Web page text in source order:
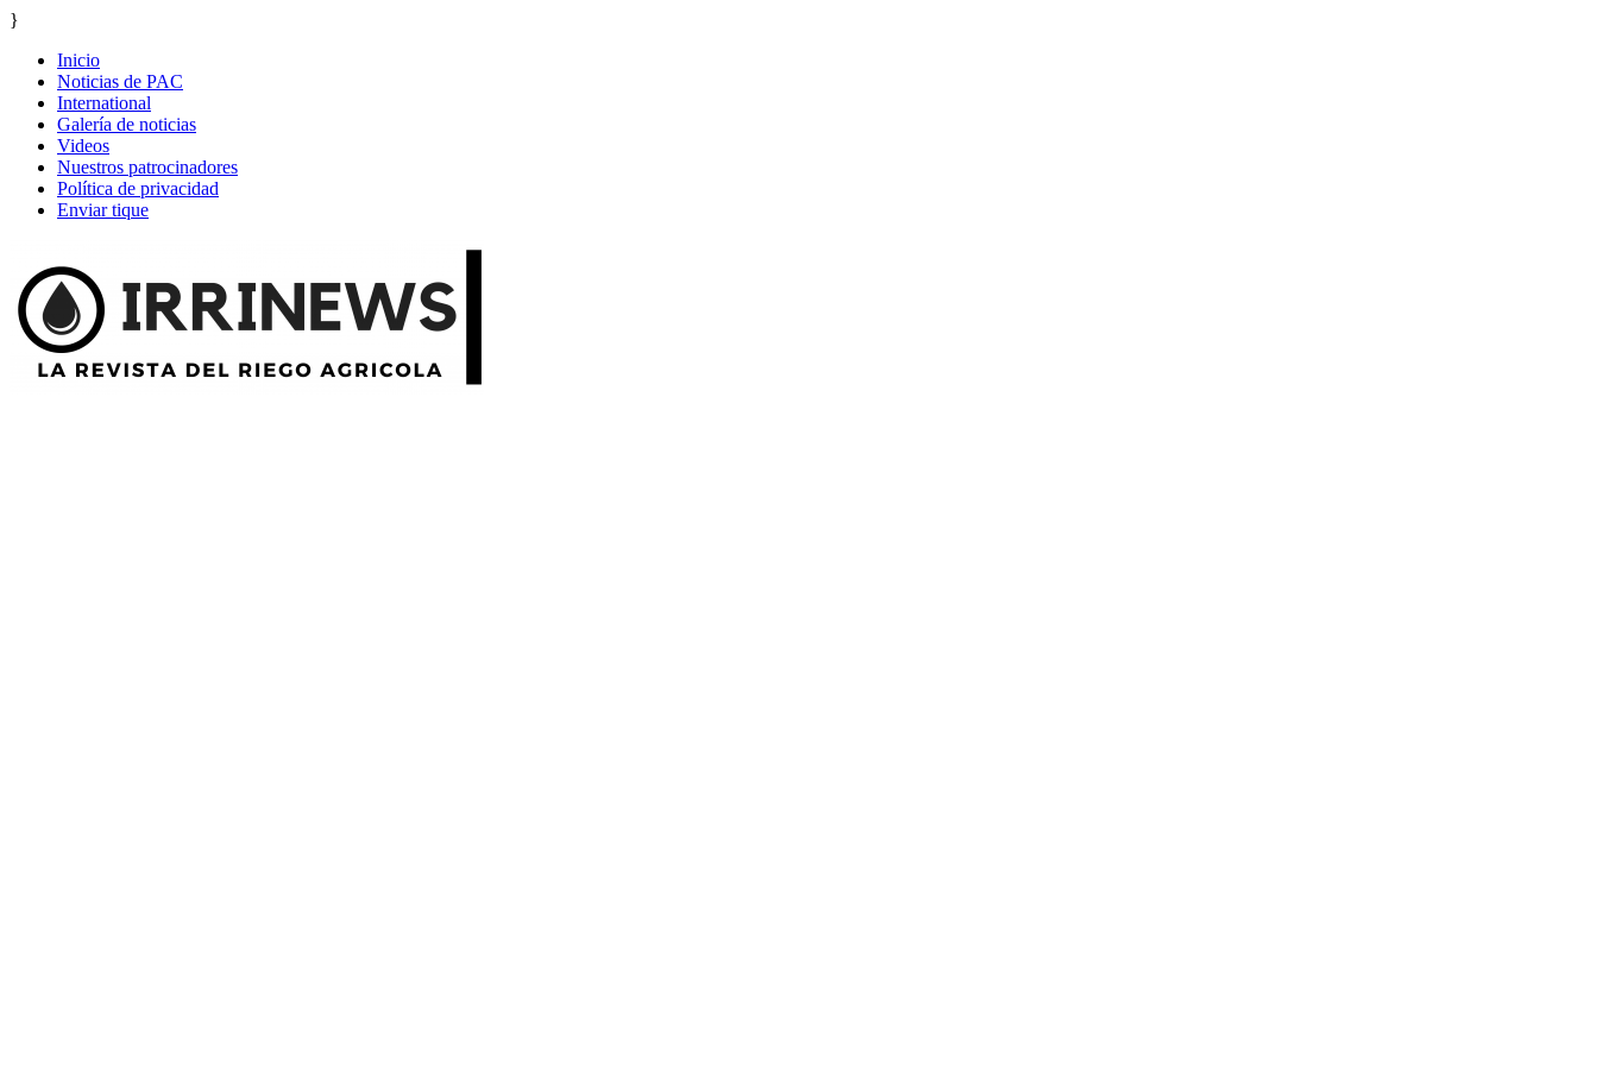
}
Inicio
Noticias de PAC
International
Galería de noticias
Videos
Nuestros patrocinadores
Política de privacidad
Enviar tique